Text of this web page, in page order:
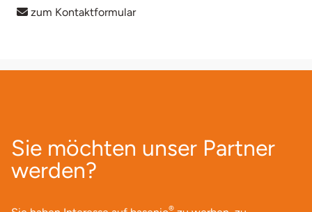
zum Kontaktformular
Sie möchten unser Partner
werden?
®
Ostprignitz-Ruppin